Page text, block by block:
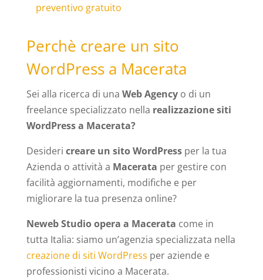
preventivo gratuito
Perchè creare un sito
WordPress a Macerata
Sei alla ricerca di una Web Agencyo di un
freelance specializzato nella realizzazione siti
WordPress a Macerata?
Desideri creare un sito WordPressper la tua
Azienda o attività a Macerata per gestire con
facilità aggiornamenti, modifiche e per
migliorare la tua presenza online?
Neweb Studio opera a Macerata come in
tutta Italia: siamo un’agenzia specializzata nella
creazione di siti WordPress per aziende e
professionisti vicino a Macerata.